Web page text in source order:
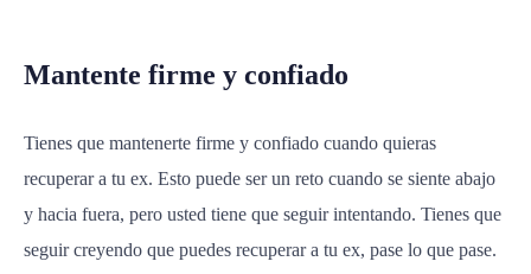
Mantente firme y confiado
Tienes que mantenerte firme y confiado cuando quieras
recuperar a tu ex. Esto puede ser un reto cuando se siente abajo
y hacia fuera, pero usted tiene que seguir intentando. Tienes que
seguir creyendo que puedes recuperar a tu ex, pase lo que pase.